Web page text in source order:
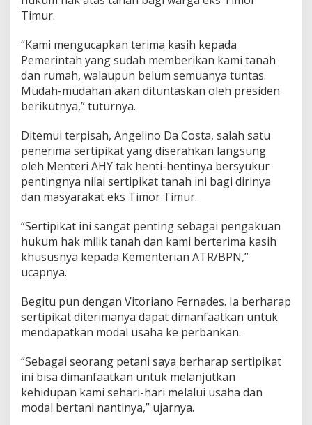
N
K
R
I
e
l
a
h
2
5
a
h
n
Timur.
“Kami mengucapkan terima kasih kepada
Pemerintah yang sudah memberikan kami tanah
dan rumah, walaupun belum semuanya tuntas.
Mudah-mudahan akan dituntaskan oleh presiden
berikutnya,” tuturnya.
Ditemui terpisah, Angelino Da Costa, salah satu
penerima sertipikat yang diserahkan langsung
oleh Menteri AHY tak henti-hentinya bersyukur
pentingnya nilai sertipikat tanah ini bagi dirinya
dan masyarakat eks Timor Timur.
“Sertipikat ini sangat penting sebagai pengakuan
hukum hak milik tanah dan kami berterima kasih
khususnya kepada Kementerian ATR/BPN,”
ucapnya.
Begitu pun dengan Vitoriano Fernades. Ia berharap
sertipikat diterimanya dapat dimanfaatkan untuk
mendapatkan modal usaha ke perbankan.
“Sebagai seorang petani saya berharap sertipikat
ini bisa dimanfaatkan untuk melanjutkan
kehidupan kami sehari-hari melalui usaha dan
modal bertani nantinya,” ujarnya.